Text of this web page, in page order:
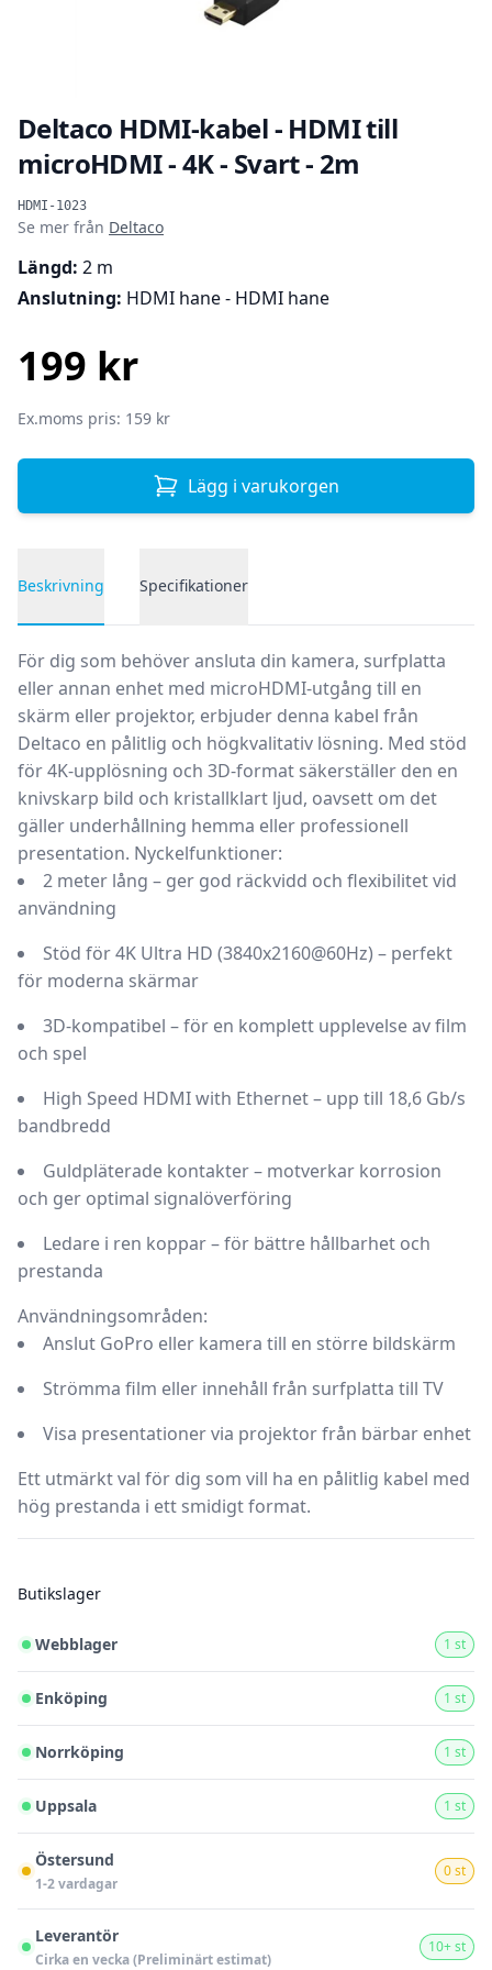
Deltaco HDMI-kabel - HDMI till
microHDMI - 4K - Svart - 2m
HDMI-1023
Produktinformation
Se mer från Deltaco
Längd: 2 m
Anslutning: HDMI hane - HDMI hane
199 kr
Ex.moms pris: 159 kr
Lägg i varukorgen
Beskrivning Specifikationer
För dig som behöver ansluta din kamera, surfplatta
eller annan enhet med microHDMI-utgång till en
skärm eller projektor, erbjuder denna kabel från
Deltaco en pålitlig och högkvalitativ lösning. Med stöd
för 4K-upplösning och 3D-format säkerställer den en
knivskarp bild och kristallklart ljud, oavsett om det
gäller underhållning hemma eller professionell
presentation. Nyckelfunktioner:
2 meter lång – ger god räckvidd och flexibilitet vid
användning
Stöd för 4K Ultra HD (3840x2160@60Hz) – perfekt
för moderna skärmar
3D-kompatibel – för en komplett upplevelse av film
och spel
High Speed HDMI with Ethernet– upp till 18,6 Gb/s
bandbredd
Guldpläterade kontakter– motverkar korrosion
och ger optimal signalöverföring
Ledare i ren koppar– för bättre hållbarhet och
prestanda
Användningsområden:
Anslut GoPro eller kamera till en större bildskärm
Strömma film eller innehåll från surfplatta till TV
Visa presentationer via projektor från bärbar enhet
Ett utmärkt val för dig som vill ha en pålitlig kabel med
hög prestanda i ett smidigt format.
Butikslager
Webblager 1 st
Enköping 1 st
Norrköping 1 st
Uppsala 1 st
Östersund
1-2 vardagar
0 st
Leverantör
Cirka en vecka (Preliminärt estimat)
10+ st